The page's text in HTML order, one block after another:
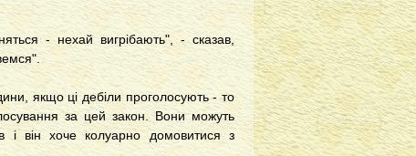
- нехай вигрібають", - сказав,
якщо ці дебіли проголосують - то
за цей закон. Вони можуть
і він хоче колуарно домовитися з